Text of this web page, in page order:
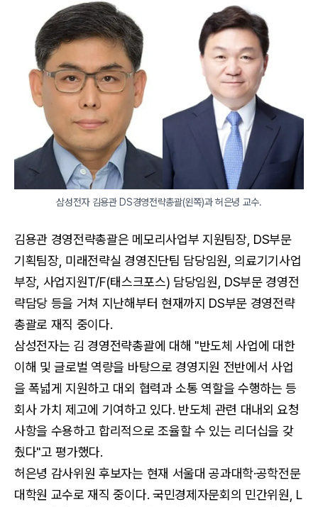
삼성전자 김용관 DS경영전략총괄(왼쪽)과 허은녕 교수.
김용관 경영전략총괄은 메모리사업부 지원팀장, DS부문
기획팀장, 미래전략실 경영진단팀 담당임원, 의료기기사업
부장, 사업지원T/F(태스크포스) 담당임원, DS부문 경영전
략담당 등을 거쳐 지난해부터 현재까지 DS부문 경영전략
총괄로 재직 중이다.
삼성전자는 김 경영전략총괄에 대해 "반도체 사업에 대한
이해 및 글로벌 역량을 바탕으로 경영지원 전반에서 사업
을 폭넓게 지원하고 대외 협력과 소통 역할을 수행하는 등
회사 가치 제고에 기여하고 있다. 반도체 관련 대내외 요청
사항을 수용하고 합리적으로 조율할 수 있는 리더십을 갖
췄다"고 평가했다.
허은녕 감사위원 후보자는 현재 서울대 공과대학·공학전문
대학원 교수로 재직 중이다. 국민경제자문회의 민간위원, L